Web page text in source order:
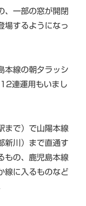
、一部の窓が開閉
場するようになっ
本線の朝夕ラッシ
連運用もいまし
まで）で山陽本線
新川）まで直通す
もの、鹿児島本線
線に入るものなど